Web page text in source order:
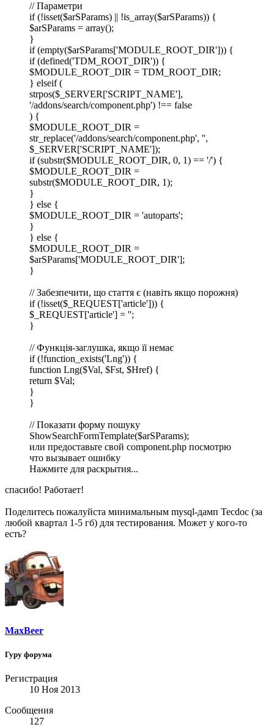
// Параметри
if (!isset($arSParams) || !is_array($arSParams)) {
$arSParams = array();
}
if (empty($arSParams['MODULE_ROOT_DIR'])) {
if (defined('TDM_ROOT_DIR')) {
$MODULE_ROOT_DIR = TDM_ROOT_DIR;
} elseif (
strpos($_SERVER['SCRIPT_NAME'],
'/addons/search/component.php') !== false
) {
$MODULE_ROOT_DIR =
str_replace('/addons/search/component.php', '',
$_SERVER['SCRIPT_NAME']);
if (substr($MODULE_ROOT_DIR, 0, 1) == '/') {
$MODULE_ROOT_DIR =
substr($MODULE_ROOT_DIR, 1);
}
} else {
$MODULE_ROOT_DIR = 'autoparts';
}
} else {
$MODULE_ROOT_DIR =
$arSParams['MODULE_ROOT_DIR'];
}
// Забезпечити, що стаття є (навіть якщо порожня)
if (!isset($_REQUEST['article'])) {
$_REQUEST['article'] = '';
}
// Функція-заглушка, якщо її немає
if (!function_exists('Lng')) {
function Lng($Val, $Fst, $Href) {
return $Val;
}
}
// Показати форму пошуку
ShowSearchFormTemplate($arSParams);
или предоставьте свой component.php посмотрю
что вызывает ошибку
Нажмите для раскрытия...
спасибо! Работает!
Поделитесь пожалуйста минимальным mysql-дамп Tecdoc (за
любой квартал 1-5 гб) для тестирования. Может у кого-то
есть?
MaxBeer
Гуру форума
Регистрация
10 Ноя 2013
Сообщения
127